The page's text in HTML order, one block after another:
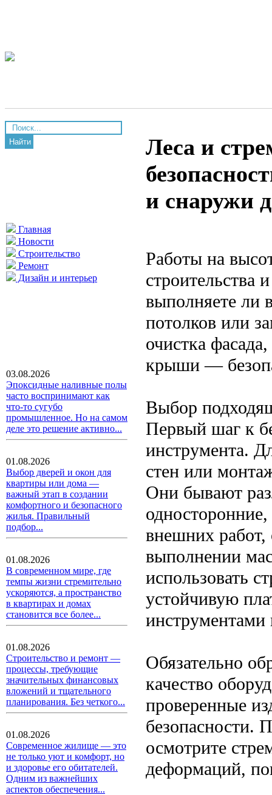
Найти
Главная
Новости
Строительство
Ремонт
Дизайн и интерьер
03.08.2026
Эпоксидные наливные полы
часто воспринимают как
что-то сугубо
промышленное. Но на самом
деле это решение активно...
01.08.2026
Выбор дверей и окон для
квартиры или дома —
важный этап в создании
комфортного и безопасного
жилья. Правильный
подбор...
01.08.2026
В современном мире, где
темпы жизни стремительно
ускоряются, а пространство
в квартирах и домах
становится все более...
01.08.2026
Строительство и ремонт —
процессы, требующие
значительных финансовых
вложений и тщательного
планирования. Без четкого...
01.08.2026
Современное жилище — это
не только уют и комфорт, но
и здоровье его обитателей.
Одним из важнейших
аспектов обеспечения...
Леса и
и снаружи
Работы на
строительства
выполняете ли
потолков или
очистка
крыши —
Выбор
Первый шаг к
инструмента.
стен или
Они бывают
внешних
выполнении
использовать
устойчивую
Обязательно
качество
проверенные
безопасности.
осмотрите
деформаций,